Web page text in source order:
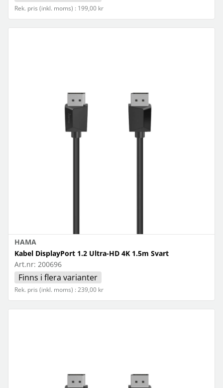
Rek. pris (inkl. moms) : 199,00 kr
HAMA
Kabel DisplayPort 1.2 Ultra-HD 4K 1.5m Svart
Art.nr: 200696
Finns i flera varianter
Rek. pris (inkl. moms) : 239,00 kr